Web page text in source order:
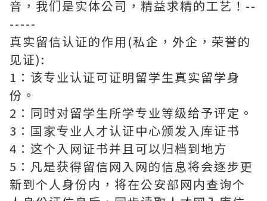
音，我们是实体公司，精益求精的工艺！--
-----
真实留信认证的作用(私企，外企，荣誉的
见证):
1：该专业认证可证明留学生真实留学身
份。
2：同时对留学生所学专业等级给予评定。
3：国家专业人才认证中心颁发入库证书
4：这个入网证书并且可以归档到地方
5：凡是获得留信网入网的信息将会逐步更
新到个人身份内，将在公安部网内查询个